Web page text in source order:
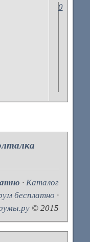
0
· Каталог
бесплатно ·
© 2015